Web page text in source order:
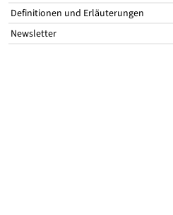
Definitionen und Erläuterungen
Newsletter